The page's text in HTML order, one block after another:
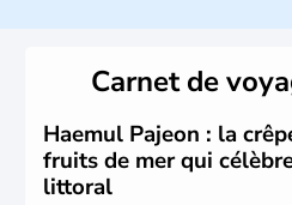
christianisme et le
principales religions. Ce pays
Corée du Nord. Les Jeux
1988, de même que la
2002, en collaboration avec le
Carnet de
Haemul Pajeon : la
fruits de mer qui
littoral